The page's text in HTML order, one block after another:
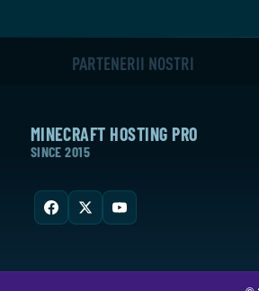
PARTENERII NOȘTRI
MINECRAFT HOSTING PRO
SINCE 2015